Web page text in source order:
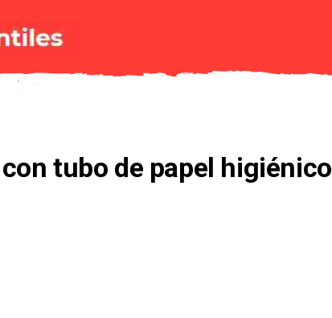
tubo de papel higiénico